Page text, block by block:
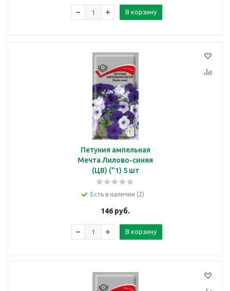
В корзину
Петуния ампельная
Мечта Лилово-синяя
(ЦВ) ("1) 5 шт
Есть в наличии (2)
146 руб.
В корзину